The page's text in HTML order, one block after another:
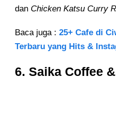
dan Chicken Katsu Curry
Baca juga : 25+ Cafe di
Terbaru yang Hits &
6. Saika Coffee